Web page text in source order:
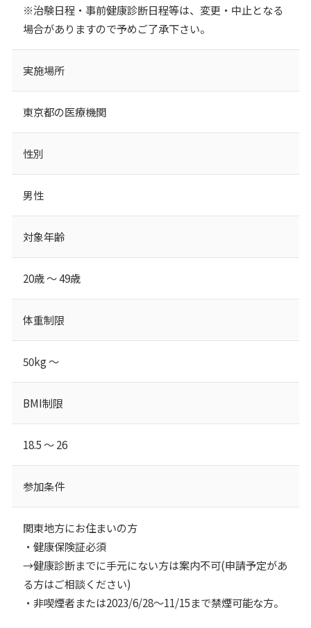
※治験日程・事前健康診断日程等は、変更・中止となる
場合がありますので予めご了承下さい。
実施場所
東京都の医療機関
性別
男性
対象年齢
20歳 ～ 49歳
体重制限
50kg ～
BMI制限
18.5 ～ 26
参加条件
関東地方にお住まいの方
・健康保険証必須
→健康診断までに手元にない方は案内不可(申請予定があ
る方はご相談ください)
・非喫煙者または2023/6/28～11/15まで禁煙可能な方。